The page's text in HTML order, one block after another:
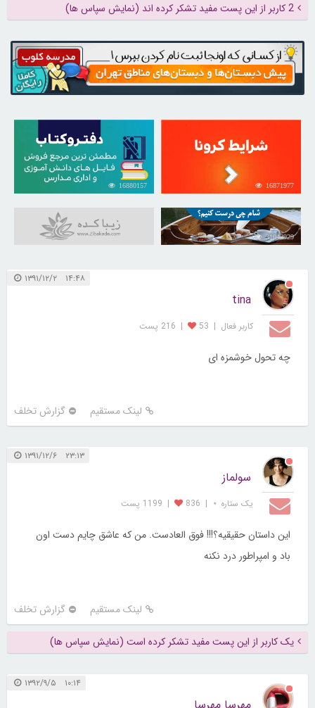
2 کاربر از این پست مفید تشکر کرده اند (نمایش سپاس ها)
16871977
16880157
31043929
۱۴:۴۸ ۱۳۹۱/۱۲/۲
tina
کاربر فعال |
53
| 216 پست
چه تحول خوشمزه ای
لینک مستقیم گزارش تخلف
۲۳:۱۳ ۱۳۹۱/۱۲/۶
سولماز
یک ستاره ⋆ |
836
| 1199 پست
این داستان حقیقیه؟!!! فوق العادست. من که عاشق چایم دست اون
باد و امپراطور درد نکنه
لینک مستقیم گزارش تخلف
یک کاربر از این پست مفید تشکر کرده است (نمایش سپاس ها)
۱۰:۱۴ ۱۳۹۲/۹/۵